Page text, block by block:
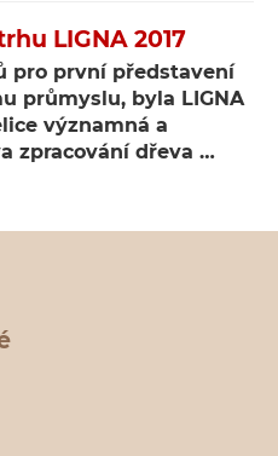
LIGNA 2017
pro první představení
průmyslu, byla LIGNA
významná a
zpracování dřeva …